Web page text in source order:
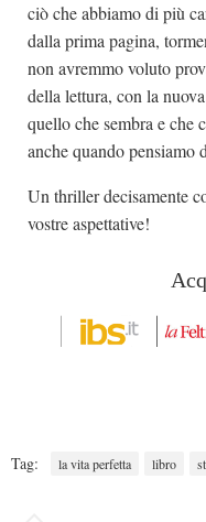
ciò che abbiamo di più
dalla prima pagina,
non avremmo voluto
della lettura, con la
quello che sembra e che
anche quando pensiamo
Un thriller decisamente
vostre aspettative!
Tag: la vita perfetta libro